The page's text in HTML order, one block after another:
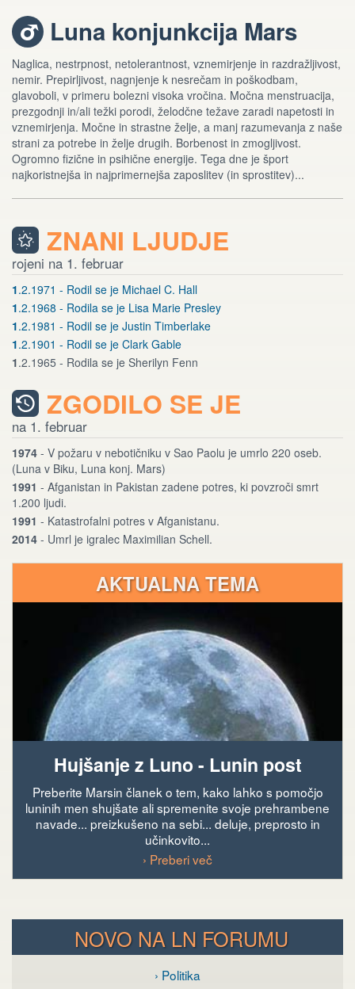
e Luna konjunkcija Mars
Naglica, nestrpnost, netolerantnost, vznemirjenje in razdražljivost,
nemir. Prepirljivost, nagnjenje k nesrečam in poškodbam,
glavoboli, v primeru bolezni visoka vročina. Močna menstruacija,
prezgodnji in/ali težki porodi, želodčne težave zaradi napetosti in
vznemirjenja. Močne in strastne želje, a manj razumevanja z naše
strani za potrebe in želje drugih. Borbenost in zmogljivost.
Ogromno fizične in psihične energije. Tega dne je šport
najkoristnejša in najprimernejša zaposlitev (in sprostitev)...
ZNANI LJUDJE
rojeni na 1. februar
1.2.1971 - Rodil se je Michael C. Hall
1.2.1968 - Rodila se je Lisa Marie Presley
1.2.1981 - Rodil se je Justin Timberlake
1.2.1901 - Rodil se je Clark Gable
1.2.1965 - Rodila se je Sherilyn Fenn
ZGODILO SE JE
na 1. februar
1974 - V požaru v nebotičniku v Sao Paolu je umrlo 220 oseb.
(Luna v Biku, Luna konj. Mars)
1991 - Afganistan in Pakistan zadene potres, ki povzroči smrt
1.200 ljudi.
1991 - Katastrofalni potres v Afganistanu.
2014 - Umrl je igralec Maximilian Schell.
AKTUALNA TEMA
Hujšanje z Luno - Lunin post
Preberite Marsin članek o tem, kako lahko s pomočjo
luninih men shujšate ali spremenite svoje prehrambene
navade... preizkušeno na sebi... deluje, preprosto in
učinkovito...
› Preberi več
NOVO NA LN FORUMU
› Politika